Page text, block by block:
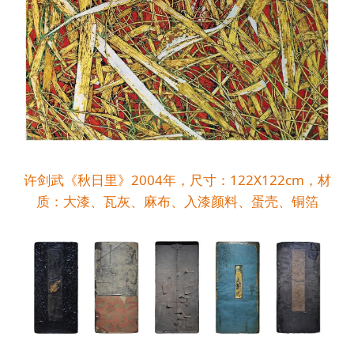
许剑武《秋日里》2004年，尺寸：122X122cm，材
质：大漆、瓦灰、麻布、入漆颜料、蛋壳、铜箔